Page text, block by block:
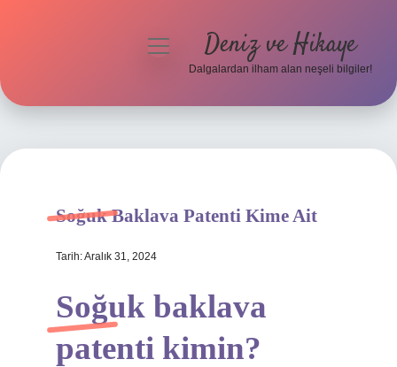
Hakkımızda
menüyü
Deniz ve Hikaye
Dalgalardan ilham alan neşeli bilgiler!
Soğuk Baklava Patenti Kime Ait
Tarih: Aralık 31, 2024
Soğuk baklava
patenti kimin?